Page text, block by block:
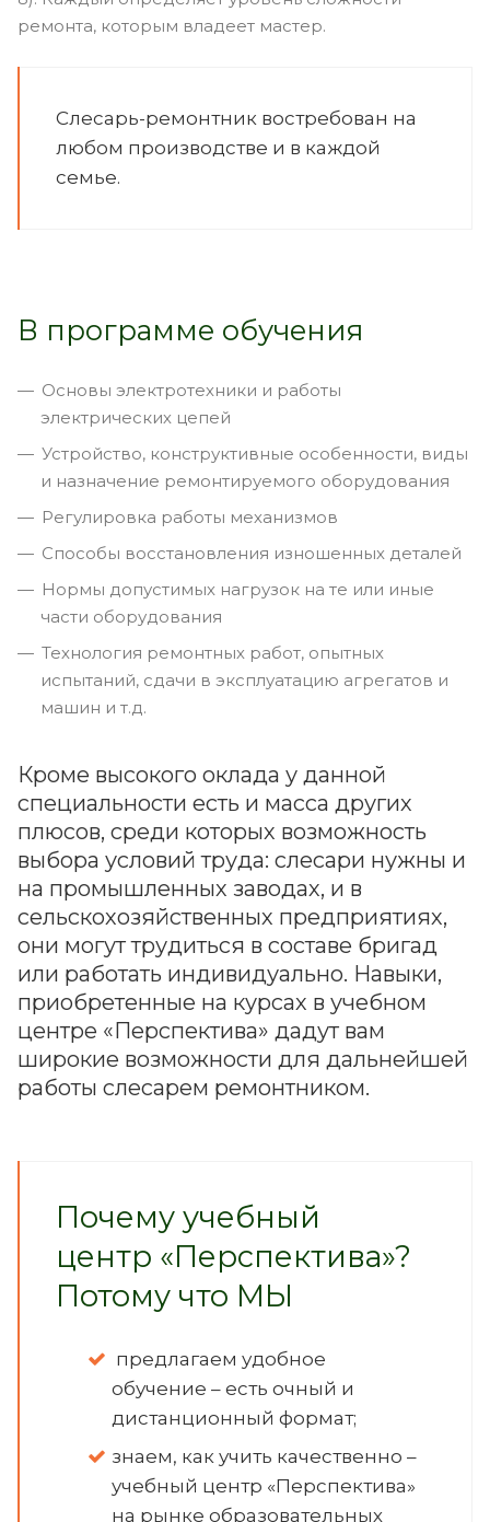
ремонта, которым владеет мастер.
Слесарь-ремонтник востребован на
любом производстве и в каждой
семье.
В программе обучения
Основы электротехники и работы
электрических цепей
Устройство, конструктивные особенности, виды
и назначение ремонтируемого оборудования
Регулировка работы механизмов
Способы восстановления изношенных деталей
Нормы допустимых нагрузок на те или иные
части оборудования
Технология ремонтных работ, опытных
испытаний, сдачи в эксплуатацию агрегатов и
машин и т.д.
Кроме высокого оклада у данной
специальности есть и масса других
плюсов, среди которых возможность
выбора условий труда: слесари нужны и
на промышленных заводах, и в
сельскохозяйственных предприятиях,
они могут трудиться в составе бригад
или работать индивидуально. Навыки,
приобретенные на курсах в учебном
центре «Перспектива» дадут вам
широкие возможности для дальнейшей
работы слесарем ремонтником.
Почему учебный
центр «Перспектива»?
Потому что МЫ
предлагаем удобное
обучение – есть очный и
дистанционный формат;
знаем, как учить качественно –
учебный центр «Перспектива»
на рынке образовательных